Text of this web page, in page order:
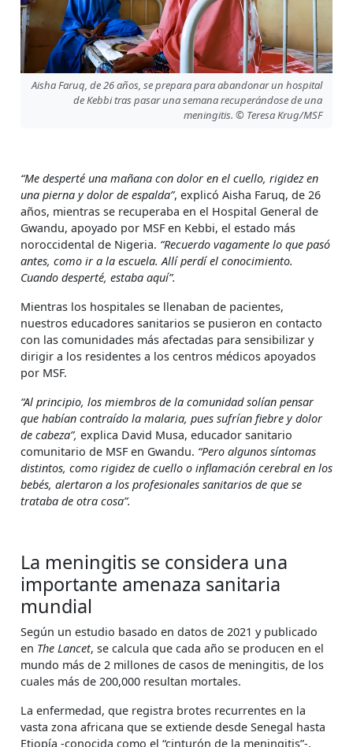
Aisha Faruq, de 26 años, se prepara para abandonar un hospital
de Kebbi tras pasar una semana recuperándose de una
meningitis. © Teresa Krug/MSF
“Me desperté una mañana con dolor en el cuello, rigidez en
una pierna y dolor de espalda”, explicó Aisha Faruq, de 26
años, mientras se recuperaba en el Hospital General de
Gwandu, apoyado por MSF en Kebbi, el estado más
noroccidental de Nigeria. “Recuerdo vagamente lo que pasó
antes, como ir a la escuela. Allí perdí el conocimiento.
Cuando desperté, estaba aquí”.
Mientras los hospitales se llenaban de pacientes,
nuestros educadores sanitarios se pusieron en contacto
con las comunidades más afectadas para sensibilizar y
dirigir a los residentes a los centros médicos apoyados
por MSF.
“Al principio, los miembros de la comunidad solían pensar
que habían contraído la malaria, pues sufrían fiebre y dolor
de cabeza”, explica David Musa, educador sanitario
comunitario de MSF en Gwandu. “Pero algunos síntomas
distintos, como rigidez de cuello o inflamación cerebral en los
bebés, alertaron a los profesionales sanitarios de que se
trataba de otra cosa”.
La meningitis se considera una
importante amenaza sanitaria
mundial
Según un estudio basado en datos de 2021 y publicado
en The Lancet, se calcula que cada año se producen en el
mundo más de 2 millones de casos de meningitis, de los
cuales más de 200,000 resultan mortales.
La enfermedad, que registra brotes recurrentes en la
vasta zona africana que se extiende desde Senegal hasta
Etiopía -conocida como el “cinturón de la meningitis”-,